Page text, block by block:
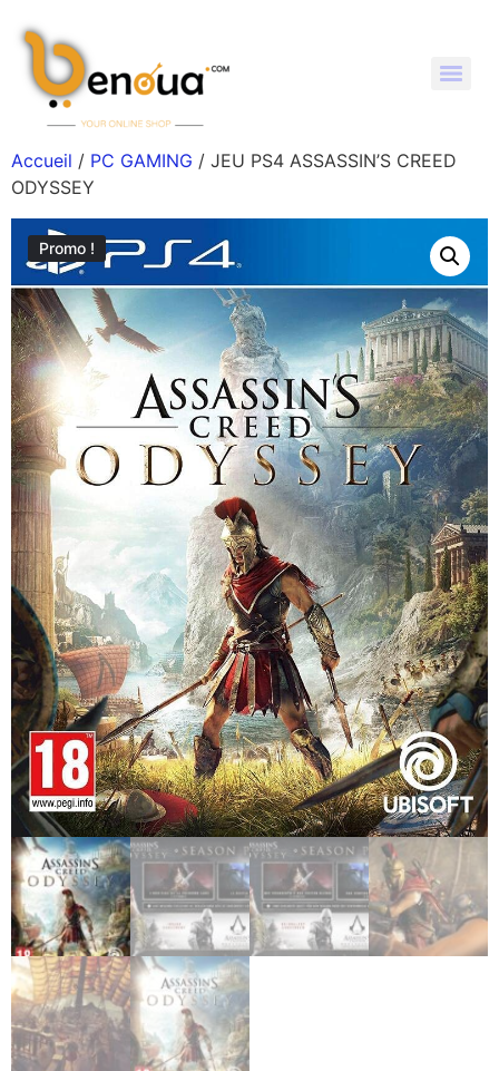
Accueil / PC GAMING / JEU PS4 ASSASSIN’S CREED
ODYSSEY
Promo !